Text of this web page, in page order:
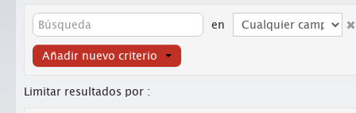
en
Añadir nuevo criterio
Limitar resultados por :